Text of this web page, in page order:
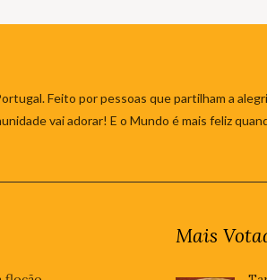
Feito por pessoas que partilham a
vai adorar! E o Mundo é mais feliz
Mais